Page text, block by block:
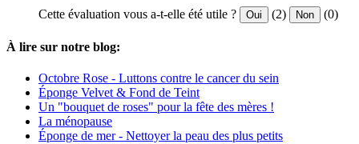
Cette évaluation vous a-t-elle été utile ? Oui (2) Non (0)
À lire sur notre blog:
Octobre Rose - Luttons contre le cancer du sein
Éponge Velvet & Fond de Teint
Un "bouquet de roses" pour la fête des mères !
La ménopause
Éponge de mer - Nettoyer la peau des plus petits